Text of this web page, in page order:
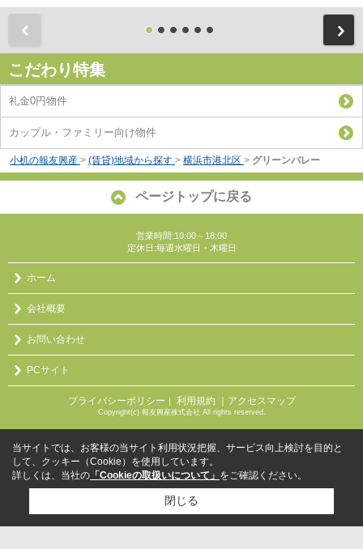
こだわり特集
礼金0円物件
カップル・ファミリー向け物件
小机の報友興産 > (賃貸)地域から探す > 横浜市港北区 > グリーンバレー
ページトップに戻る
営業時間:10:00～18:00
定休日:毎週水曜日・木曜日
ホーム
会社概要
お問い合わせ
PCサイト
プライバシーポリシー 利用規約 ｜アクセスマップ
Copyright(c) 報友興産株式会社 All rights reserved.
当サイトでは、お客様の当サイト利用状況把握、サービス向上検討を目的と
して、クッキー（Cookie）を使用しています。
詳しくは、当社の 「Cookieの取扱いについて」 をご確認ください。
閉じる